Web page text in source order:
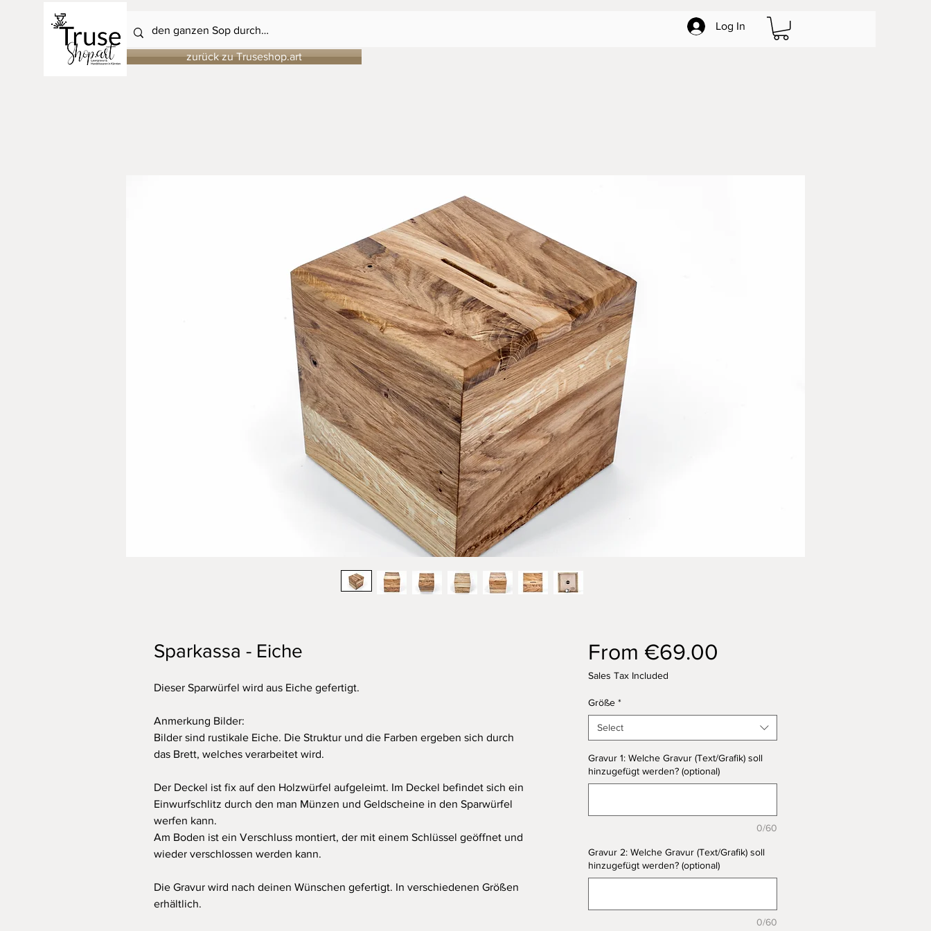
Log In
zurück zu Truseshop.art
Sparkassa - Eiche
Dieser Sparwürfel wird aus Eiche gefertigt.
Anmerkung Bilder:
Bilder sind rustikale Eiche. Die Struktur und die Farben ergeben sich durch
das Brett, welches verarbeitet wird.
Der Deckel ist fix auf den Holzwürfel aufgeleimt. Im Deckel befindet sich ein
Einwurfschlitz durch den man Münzen und Geldscheine in den Sparwürfel
werfen kann.
Am Boden ist ein Verschluss montiert, der mit einem Schlüssel geöffnet und
wieder verschlossen werden kann.
Die Gravur wird nach deinen Wünschen gefertigt. In verschiedenen Größen
erhältlich.
From €69.00
Sales Tax Included
Größe *
Select
Gravur 1: Welche Gravur (Text/Grafik) soll
hinzugefügt werden? (optional)
0/60
Gravur 2: Welche Gravur (Text/Grafik) soll
hinzugefügt werden? (optional)
0/60